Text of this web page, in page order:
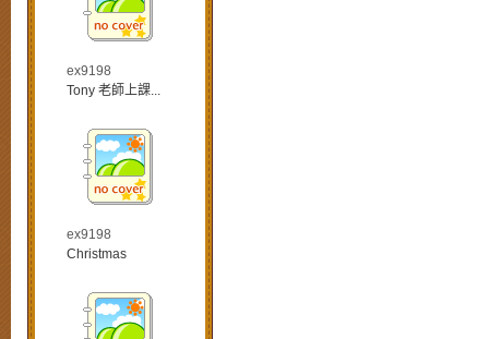
ex9198
Tony 老師上課...
ex9198
Christmas